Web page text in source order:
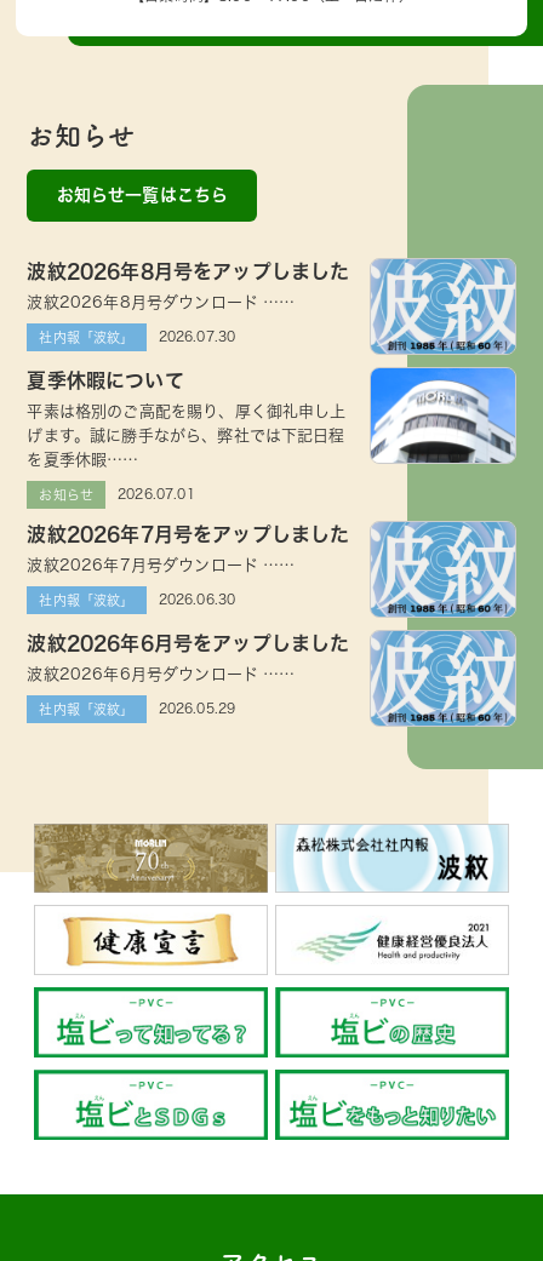
お知らせ
お知らせ一覧はこちら
波紋2026年8月号をアップしました
波紋2026年8月号ダウンロード ……
社内報「波紋」 2026.07.30
夏季休暇について
平素は格別のご高配を賜り、厚く御礼申し上
げます。誠に勝手ながら、弊社では下記日程
を夏季休暇……
お知らせ 2026.07.01
波紋2026年7月号をアップしました
波紋2026年7月号ダウンロード ……
社内報「波紋」 2026.06.30
波紋2026年6月号をアップしました
波紋2026年6月号ダウンロード ……
社内報「波紋」 2026.05.29